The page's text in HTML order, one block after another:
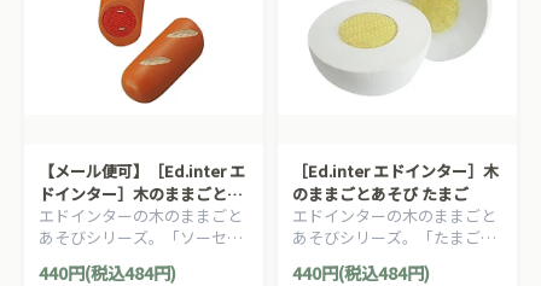
【メール便可】［Ed.inter エ
ドインター］木のままごとあ
そび ソーセージ
エドインターの木のままごと
あそびシリーズ。「ソーセー
ジ」です。
440円(税込484円)
［Ed.inter エドインター］木
のままごとあそび たまご
エドインターの木のままごと
あそびシリーズ。「たまご」
440円(税込484円)